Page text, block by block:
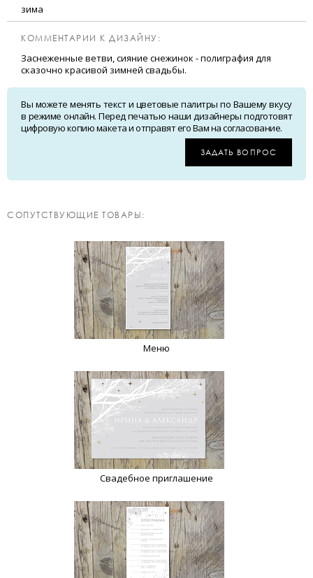
зима
КОММЕНТАРИИ К ДИЗАЙНУ:
Заснеженные ветви, сияние снежинок - полиграфия для
сказочно красивой зимней свадьбы.
Вы можете менять текст и цветовые палитры по Вашему вкусу
в режиме онлайн. Перед печатью наши дизайнеры подготовят
цифровую копию макета и отправят его Вам на согласование.
ЗАДАТЬ ВОПРОС
CОПУТСТВУЮЩИЕ ТОВАРЫ:
Меню
Свадебное приглашение